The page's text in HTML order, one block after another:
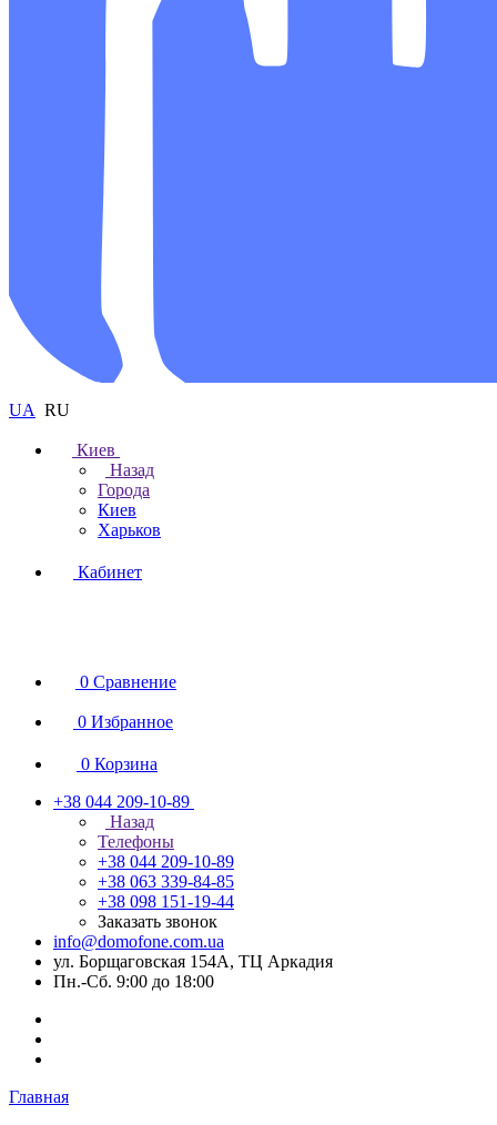
UA RU
Киев
Назад
Города
Киев
Харьков
Кабинет
0 Сравнение
0 Избранное
0 Корзина
+38 044 209-10-89
Назад
Телефоны
+38 044 209-10-89
+38 063 339-84-85
+38 098 151-19-44
Заказать звонок
info@domofone.com.ua
ул. Борщаговская 154А, ТЦ Аркадия
Пн.-Сб. 9:00 до 18:00
Главная